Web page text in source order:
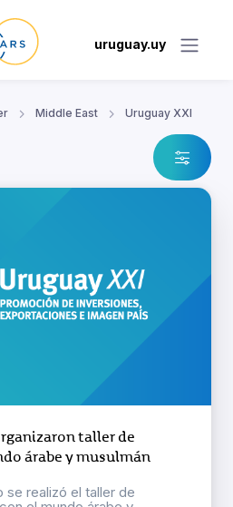
uruguay.uy
Middle East Uruguay XXI
taller de
árabe y musulmán
se realizó el taller de